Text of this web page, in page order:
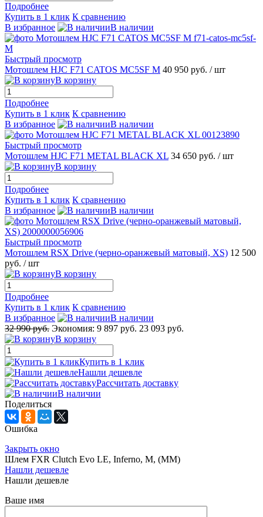
Подробнее
Купить в 1 клик К сравнению
В избранное
В наличии
Быстрый просмотр
Мотошлем HJC F71 CATOS MC5SF M 40 950 руб. / шт
В корзину
Подробнее
Купить в 1 клик К сравнению
В избранное
В наличии
Быстрый просмотр
Мотошлем HJC F71 METAL BLACK XL 34 650 руб. / шт
В корзину
Подробнее
Купить в 1 клик К сравнению
В избранное
В наличии
Быстрый просмотр
Мотошлем RSX Drive (черно-оранжевый матовый, XS) 12 500
руб. / шт
В корзину
Подробнее
Купить в 1 клик К сравнению
В избранное
В наличии
32 990 руб. Экономия: 9 897 руб. 23 093 руб.
В корзину
Купить в 1 клик
Нашли дешевле
Рассчитать доставку
В наличии
Поделиться
Ошибка
Закрыть окно
Шлем FXR Clutch Evo LE, Inferno, M, (MM)
Нашли дешевле
Нашли дешевле
Ваше имя